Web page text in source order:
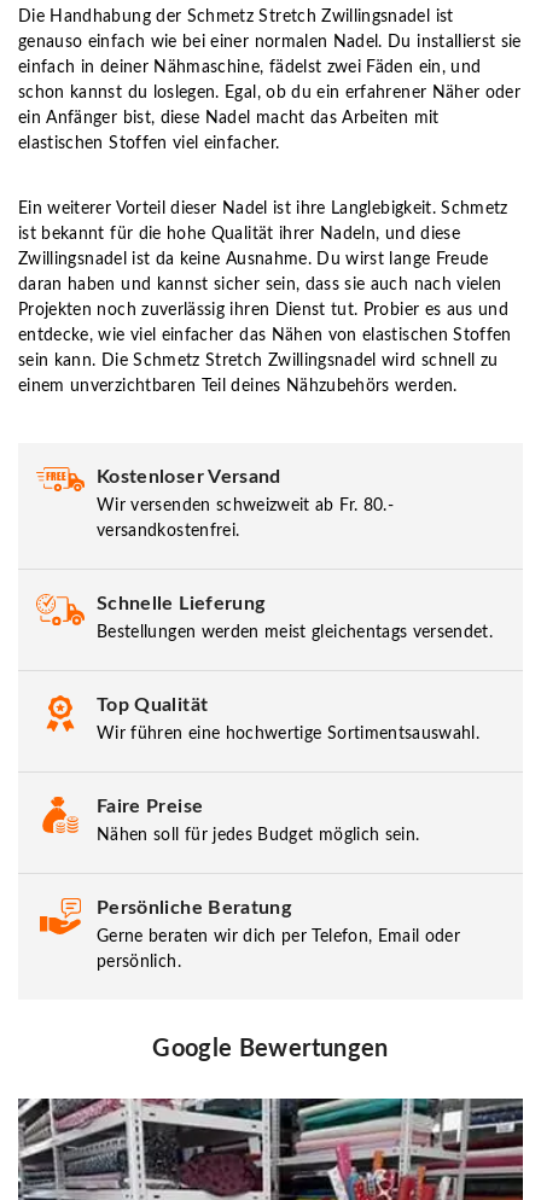
Die Handhabung der Schmetz Stretch Zwillingsnadel ist
genauso einfach wie bei einer normalen Nadel. Du installierst sie
einfach in deiner Nähmaschine, fädelst zwei Fäden ein, und
schon kannst du loslegen. Egal, ob du ein erfahrener Näher oder
ein Anfänger bist, diese Nadel macht das Arbeiten mit
elastischen Stoffen viel einfacher.
Ein weiterer Vorteil dieser Nadel ist ihre Langlebigkeit. Schmetz
ist bekannt für die hohe Qualität ihrer Nadeln, und diese
Zwillingsnadel ist da keine Ausnahme. Du wirst lange Freude
daran haben und kannst sicher sein, dass sie auch nach vielen
Projekten noch zuverlässig ihren Dienst tut. Probier es aus und
entdecke, wie viel einfacher das Nähen von elastischen Stoffen
sein kann. Die Schmetz Stretch Zwillingsnadel wird schnell zu
einem unverzichtbaren Teil deines Nähzubehörs werden.
Kostenloser Versand
Wir versenden schweizweit ab Fr. 80.-
versandkostenfrei.
Schnelle Lieferung
Bestellungen werden meist gleichentags versendet.
Top Qualität
Wir führen eine hochwertige Sortimentsauswahl.
Faire Preise
Nähen soll für jedes Budget möglich sein.
Persönliche Beratung
Gerne beraten wir dich per Telefon, Email oder
persönlich.
Google Bewertungen